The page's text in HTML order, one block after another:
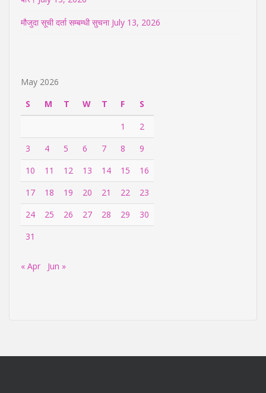
मौजुदा सूची दर्ता सम्बम्धी सुचना July 13, 2026
May 2026
S
M T W T F
S
1
2
3
4 5 6 7 8
9
10
11 12 13 14 15
16
17
18 19 20 21 22
23
24
25 26 27 28 29
30
31
« Apr Jun »